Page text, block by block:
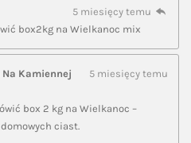
5 miesięcy temu
box2kg na Wielkanoc mix
Kamiennej
5 miesięcy temu
box 2 kg na Wielkanoc –
ciast.